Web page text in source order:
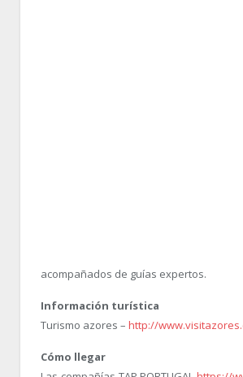
acompañados de guías expertos.
Información turística
Turismo azores – http://
Cómo llegar